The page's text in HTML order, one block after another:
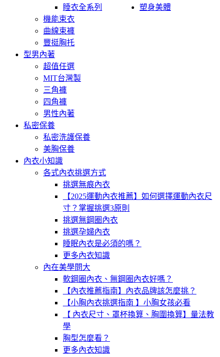
睡衣全系列
塑身美體
機能束衣
曲線束褲
豐挺胸托
型男內著
超值任選
MIT台灣製
三角褲
四角褲
男性內著
私密保養
私密洗護保養
美胸保養
內衣小知識
各式內衣挑選方式
挑選無痕內衣
【2025運動內衣推薦】如何選擇運動內衣尺
寸？掌握挑選3原則
挑選無鋼圈內衣
挑選孕婦內衣
睡眠內衣是必須的嗎？
更多內衣知識
內在美學問大
軟鋼圈內衣、無鋼圈內衣好嗎？
【內衣推薦指南】內衣品牌該怎麼挑？
【小胸內衣挑選指南 】小胸女孩必看
【 內衣尺寸、罩杯換算、胸圍換算】量法教
學
胸型怎麼看？
更多內衣知識